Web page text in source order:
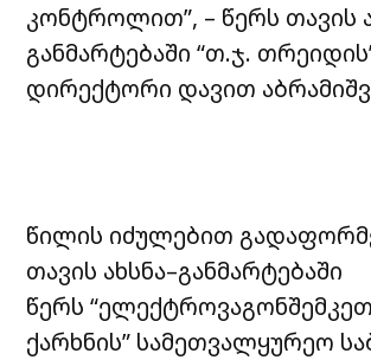
კონტროლით”, – წერს თავის
განმარტებაში “თ.ჯ.
დირექტორი დავით
წილის იძულებით
თავის ახსნა–განმარტებაში
წერს
ქარხნის” სამეთვალყურეო